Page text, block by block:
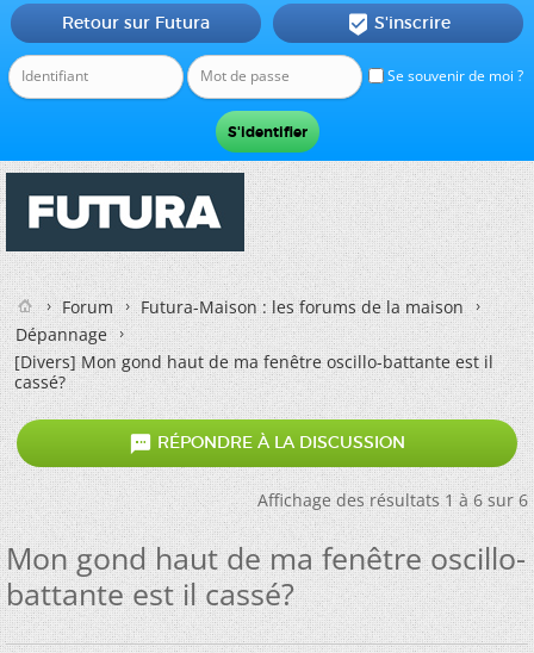
Se souvenir de moi ?
Retour sur Futura  S'inscrire
Forum
Futura-Maison : les forums de la maison
Dépannage
[Divers]Mon gond haut de ma fenêtre oscillo-battante est il
cassé?
 RÉPONDRE À LA DISCUSSION
Affichage des résultats 1 à 6 sur 6
Mon gond haut de ma fenêtre oscillo-
battante est il cassé?